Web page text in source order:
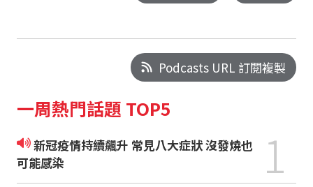
Podcasts URL 訂閱複製
一周熱門話題 TOP5
新冠疫情持續飆升 常見八大症狀 沒發燒也
可能感染
1